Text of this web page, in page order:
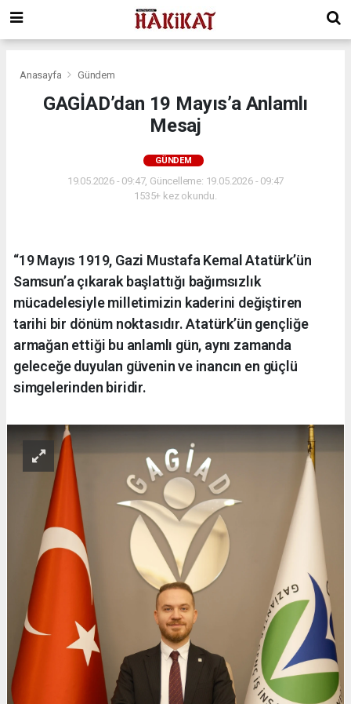
Anasayfa Gündem
GAGİAD’dan 19 Mayıs’a Anlamlı
Mesaj
GÜNDEM
19.05.2026 - 09:47, Güncelleme: 19.05.2026 - 09:47
1535+ kez okundu.
“19 Mayıs 1919, Gazi Mustafa Kemal Atatürk’ün
Samsun’a çıkarak başlattığı bağımsızlık
mücadelesiyle milletimizin kaderini değiştiren
tarihi bir dönüm noktasıdır. Atatürk’ün gençliğe
armağan ettiği bu anlamlı gün, aynı zamanda
geleceğe duyulan güvenin ve inancın en güçlü
simgelerinden biridir.